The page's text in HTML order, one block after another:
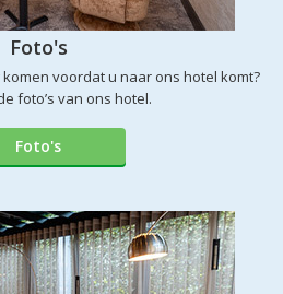
Foto's
voordat u naar ons hotel komt?
foto’s van ons hotel.
Foto's